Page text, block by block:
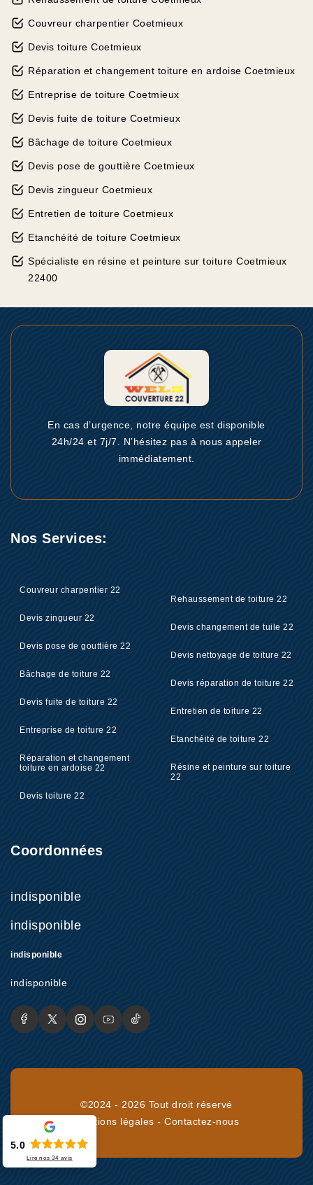
Couvreur charpentier Coetmieux
Devis toiture Coetmieux
Réparation et changement toiture en ardoise Coetmieux
Entreprise de toiture Coetmieux
Devis fuite de toiture Coetmieux
Bâchage de toiture Coetmieux
Devis pose de gouttière Coetmieux
Devis zingueur Coetmieux
Entretien de toiture Coetmieux
Etanchéité de toiture Coetmieux
Spécialiste en résine et peinture sur toiture Coetmieux
22400
En cas d’urgence, notre équipe est disponible
24h/24 et 7j/7. N’hésitez pas à nous appeler
immédiatement.
Nos Services:
Couvreur charpentier 22
Devis zingueur 22
Devis pose de gouttière 22
Bâchage de toiture 22
Devis fuite de toiture 22
Entreprise de toiture 22
Réparation et changement
toiture en ardoise 22
Devis toiture 22
Rehaussement de toiture 22
Devis changement de tuile 22
Devis nettoyage de toiture 22
Devis réparation de toiture 22
Entretien de toiture 22
Etanchéité de toiture 22
Résine et peinture sur toiture
22
Coordonnées
indisponible
indisponible
indisponible
indisponible
©2024 - 2026 Tout droit réservé
Mentions légales -Contactez-nous
5.0
Lire nos34 avis